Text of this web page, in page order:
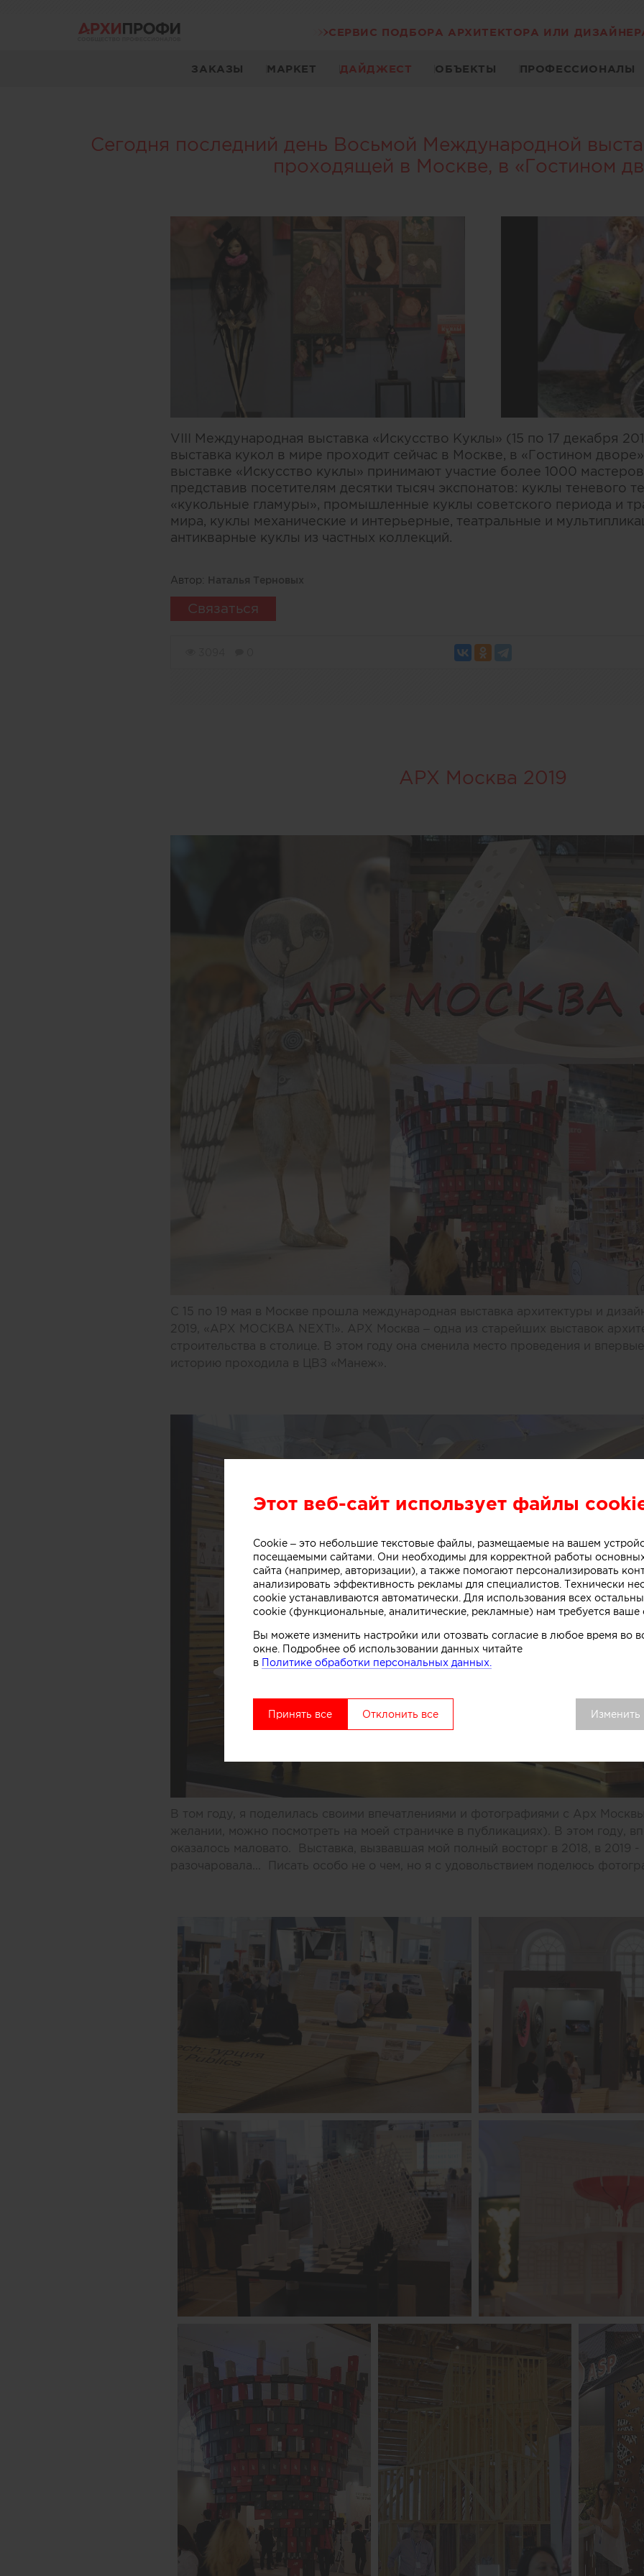
СЕРВИС ПОДБОРА АРХИТЕКТОРА ИЛИ
ЗАКАЗЫ МАРКЕТ ДАЙДЖЕСТ ОБЪЕКТЫ ПРОФЕССИОНАЛЫ
Сегодня последний день Восьмой Международной
проходящей в Москве, в «Гостином
VIII Международная выставка «Искусство Куклы» (15 по 17 декабря
выставка кукол в мире проходит сейчас в Москве, в «Гостином
выставке «Искусство куклы» принимают участие более 1000
представив посетителям десятки тысяч экспонатов: куклы теневого
«кукольные гламуры», промышленные куклы советского периода и
мира, куклы механические и интерьерные, театральные и
антикварные куклы из частных коллекций.
Автор: Наталья Терновых
Связаться
АРХ Москва 2019
С 15 по 19 мая в Москве прошла международная выставка архитектуры и
2019, «АРХ МОСКВА NEXT!». АРХ Москва – одна из старейших выставок
строительства в столице. В этом году она сменила место проведения и
историю проходила в ЦВЗ «Манеж».
В том году, я поделилась своими впечатлениями и фотографиями с Арх
желании, можно посмотреть на моей страничке в публикациях). В этом году,
оказалось маловато. Выставка, вызвавшая мой полный восторг в 2018, в 2019 -
разочаровала... Писать особо не о чем, но я с удовольствием поделюсь
Этот веб-сайт использует файлы
Cookie – это небольшие текстовые файлы, размещаемые на вашем
посещаемыми сайтами. Они необходимы для корректной работы
сайта (например, авторизации), а также помогают персонализировать
анализировать эффективность рекламы для специалистов. Технически
cookie устанавливаются автоматически. Для использования всех
cookie (функциональные, аналитические, рекламные) нам требуется ваше
Вы можете изменить настройки или отозвать согласие в любое время во
окне. Подробнее об использовании данных читайте
в Политике обработки персональных данных.
Принять все Отклонить все Изменить